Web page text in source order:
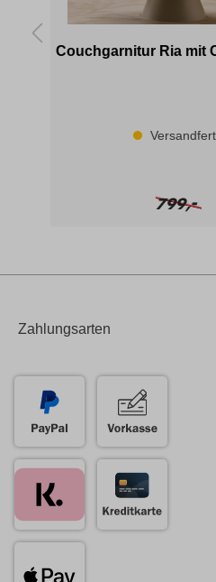
Couchgarnitur Ria mit
799,-
Zahlungsarten